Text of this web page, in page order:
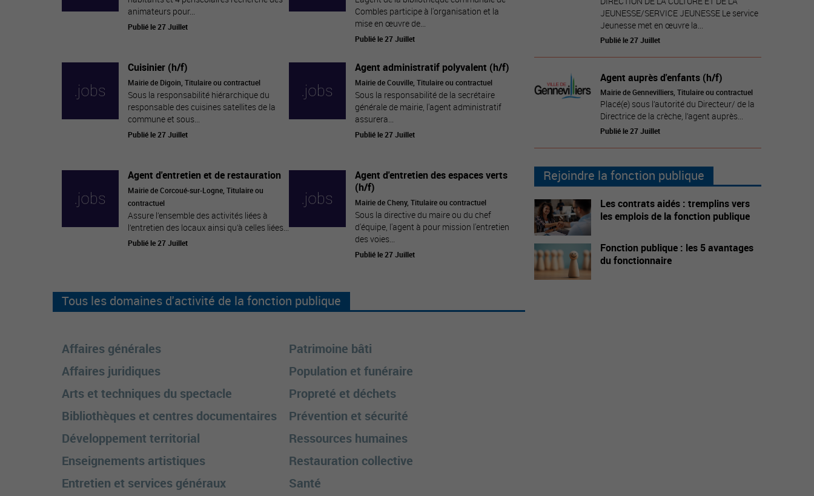
animateurs pour...
Publié le 27 Juillet
Combles participe à l'organisation et la
mise en œuvre de...
Publié le 27 Juillet
Cuisinier (h/f)
Mairie de Digoin, Titulaire ou contractuel
Sous la responsabilité hiérarchique du
responsable des cuisines satellites de la
commune et sous...
Publié le 27 Juillet
Agent administratif polyvalent (h/f)
Mairie de Couville, Titulaire ou contractuel
Sous la responsabilité de la secrétaire
générale de mairie, l'agent administratif
assurera...
Publié le 27 Juillet
Agent d'entretien et de restauration
Mairie de Corcoué-sur-Logne, Titulaire ou
contractuel
Assure l’ensemble des activités liées à
l’entretien des locaux ainsi qu’à celles liées...
Publié le 27 Juillet
Agent d'entretien des espaces verts
(h/f)
Mairie de Cheny, Titulaire ou contractuel
Sous la directive du maire ou du chef
d'équipe, l'agent à pour mission l'entretien
des voies...
Publié le 27 Juillet
Tous les domaines d'activité de la fonction publique
Affaires générales
Affaires juridiques
Arts et techniques du spectacle
Bibliothèques et centres documentaires
Développement territorial
Enseignements artistiques
Entretien et services généraux
Patrimoine bâti
Population et funéraire
Propreté et déchets
Prévention et sécurité
Ressources humaines
Restauration collective
Santé
JEUNESSE/SERVICE JEUNESSE Le service
Jeunesse met en œuvre la...
Publié le 27 Juillet
Agent auprès d'enfants (h/f)
Mairie de Gennevilliers, Titulaire ou contractuel
Placé(e) sous l’autorité du Directeur/ de la
Directrice de la crèche, l’agent auprès...
Publié le 27 Juillet
Rejoindre la fonction publique
Les contrats aidés : tremplins vers
les emplois de la fonction publique
Fonction publique : les 5 avantages
du fonctionnaire